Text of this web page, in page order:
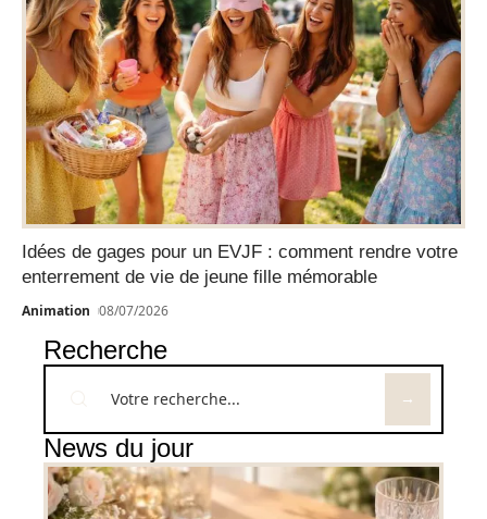
Idées de gages pour un EVJF : comment rendre votre
enterrement de vie de jeune fille mémorable
Animation 08/07/2026
Recherche
News du jour